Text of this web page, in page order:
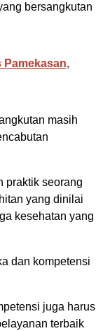
bersangkutan
masih
praktik seorang
yang dinilai
kesehatan yang
dan kompetensi
juga harus
terbaik